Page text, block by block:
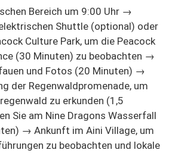
Bereich um 9:00 Uhr →
Shuttle (optional) oder
Culture Park, um die Peacock
(30 Minuten) zu beobachten →
und Fotos (20 Minuten) →
der Regenwaldpromenade, um
zu erkunden (1,5
Sie am Nine Dragons Wasserfall
→ Ankunft im Aini Village, um
zu beobachten und lokale